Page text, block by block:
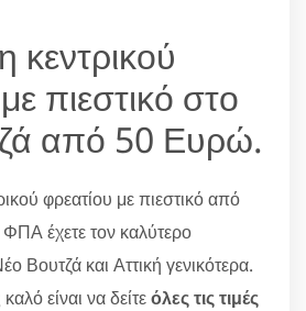
πιεστικό στο
από 50 Ευρώ.
φρεατίου με πιεστικό από
έχετε τον καλύτερο
Βουτζά και Αττική γενικότερα.
είναι να δείτεόλες τις τιμές